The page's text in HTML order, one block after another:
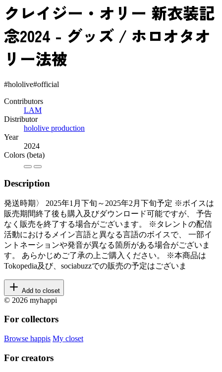
クレイジー・オリー 新衣装記
念2024 - グッズ / ホロオタオ
リー法被
#hololive#official
Contributors
LAM
Distributor
hololive production
Year
2024
Colors (beta)
Description
発送時期〉 2025年1月下旬～2025年2月下旬予定 ※ボイスは
販売期間終了後も購入及びダウンロード可能ですが、 予告
なく販売を終了する場合がございます。 ※タレントの配信
活動におけるメイン言語と異なる言語のボイスで、 一部イ
ントネーションや発音が異なる箇所がある場合がございま
す。 あらかじめご了承の上ご購入ください。 ※本商品は
Tokopedia及び、sociabuzzでの販売の予定はございま
Add to closet
© 2026 myhappi
For collectors
Browse happis My closet
For creators